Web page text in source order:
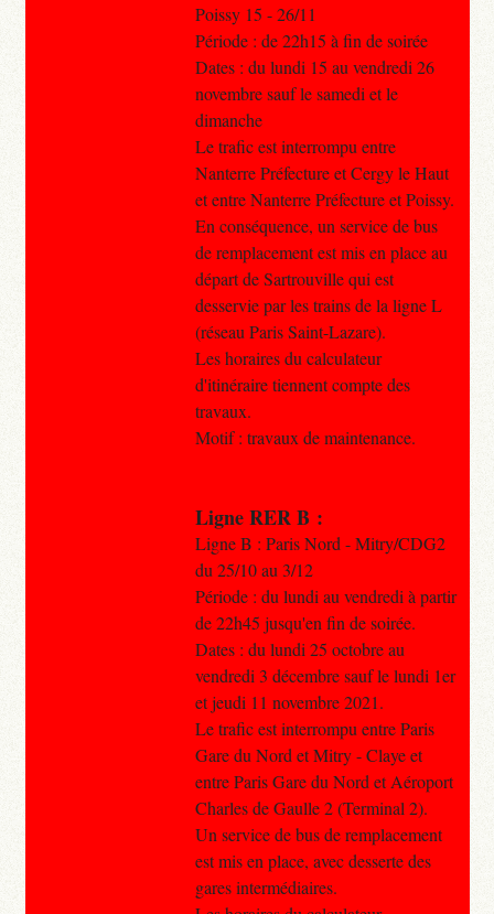
Poissy 15 - 26/11
Période : de 22h15 à fin de soirée
Dates : du lundi 15 au vendredi 26
novembre sauf le samedi et le
dimanche
Le trafic est interrompu entre
Nanterre Préfecture et Cergy le Haut
et entre Nanterre Préfecture et Poissy.
En conséquence, un service de bus
de remplacement est mis en place au
départ de Sartrouville qui est
desservie par les trains de la ligne L
(réseau Paris Saint-Lazare).
Les horaires du calculateur
d'itinéraire tiennent compte des
travaux.
Motif : travaux de maintenance.
Ligne RER B :
Ligne B : Paris Nord - Mitry/CDG2
du 25/10 au 3/12
Période : du lundi au vendredi à partir
de 22h45 jusqu'en fin de soirée.
Dates : du lundi 25 octobre au
vendredi 3 décembre sauf le lundi 1er
et jeudi 11 novembre 2021.
Le trafic est interrompu entre Paris
Gare du Nord et Mitry - Claye et
entre Paris Gare du Nord et Aéroport
Charles de Gaulle 2 (Terminal 2).
Un service de bus de remplacement
est mis en place, avec desserte des
gares intermédiaires.